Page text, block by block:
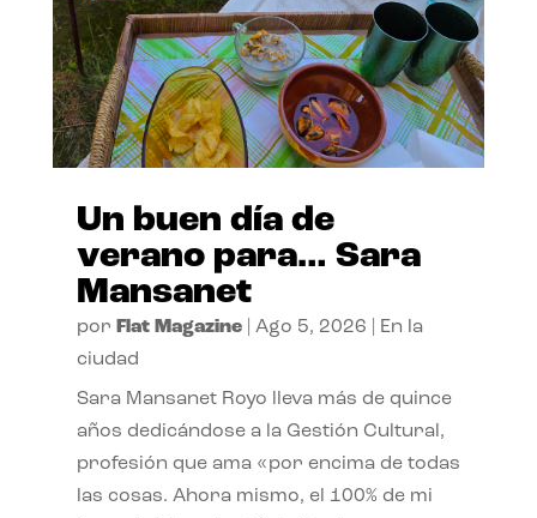
Un buen día de
verano para… Sara
Mansanet
por Flat Magazine| Ago 5, 2026
En la
ciudad
Sara Mansanet Royo lleva más de quince
años dedicándose a la Gestión Cultural,
profesión que ama «por encima de todas
las cosas. Ahora mismo, el 100% de mi